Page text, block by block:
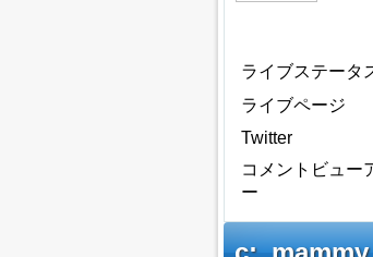
ライブステータ
ライブページ
Twitter
コメントビュー
ー